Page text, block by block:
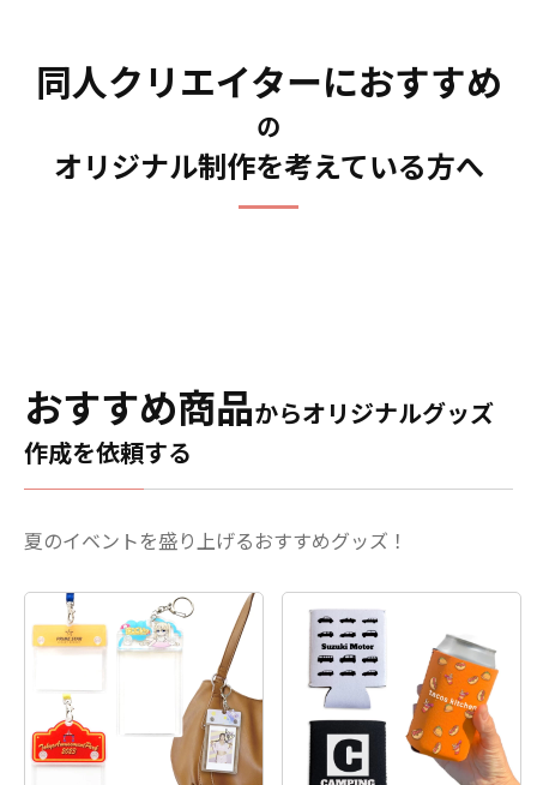
製作も承っておりますの
で、、個人のお客様から企
軽にご相談ください。
商品として販売していただ
くことができます。お気軽
も注目を集めているオリジ
ナル木製絵馬です。ケイオ
ラデーション、写真、ロゴ
サイズはS・M・Lの3種類を
ご用意。神様祈願や合格祈
願、必勝祈願などのイベン
トグッズをはじめ、ライ
ブ・コンサート・アニメイ
まで、幅広いシーンで活躍
す。販売に必要な資材も一
式取り揃えておりますの
で、お客様はデザインデー
タをご入稿いただくだけで
オリジナル商品として販売
いただけます。オリジナル
グッズの制作やOEMをご検
討中の業者様も、お気軽に
同人クリエイターにおすすめ
の
オリジナル制作を考えている方へ
おすすめ商品からオリジナルグッズ
作成を依頼する
夏のイベントを盛り上げるおすすめグッズ！